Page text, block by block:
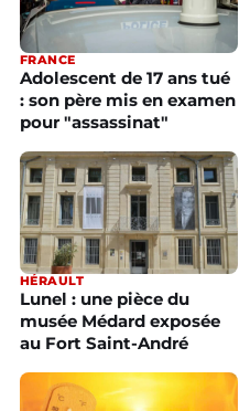
FRANCE
Adolescent de 17 ans tué
: son père mis en examen
pour "assassinat"
HÉRAULT
Lunel : une pièce du
musée Médard exposée
au Fort Saint-André